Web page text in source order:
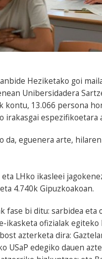
Heziketako goi
Unibersidadera
kontu, 13.066 persona
irakasgai espezifikoetara
da, eguenera arte,
LHko ikasleei
4.740k Gipuzkoakoan.
fase bi ditu: sarbidea
ikasketa ofizialak
azterketa dira:
USaP edegiko dauen